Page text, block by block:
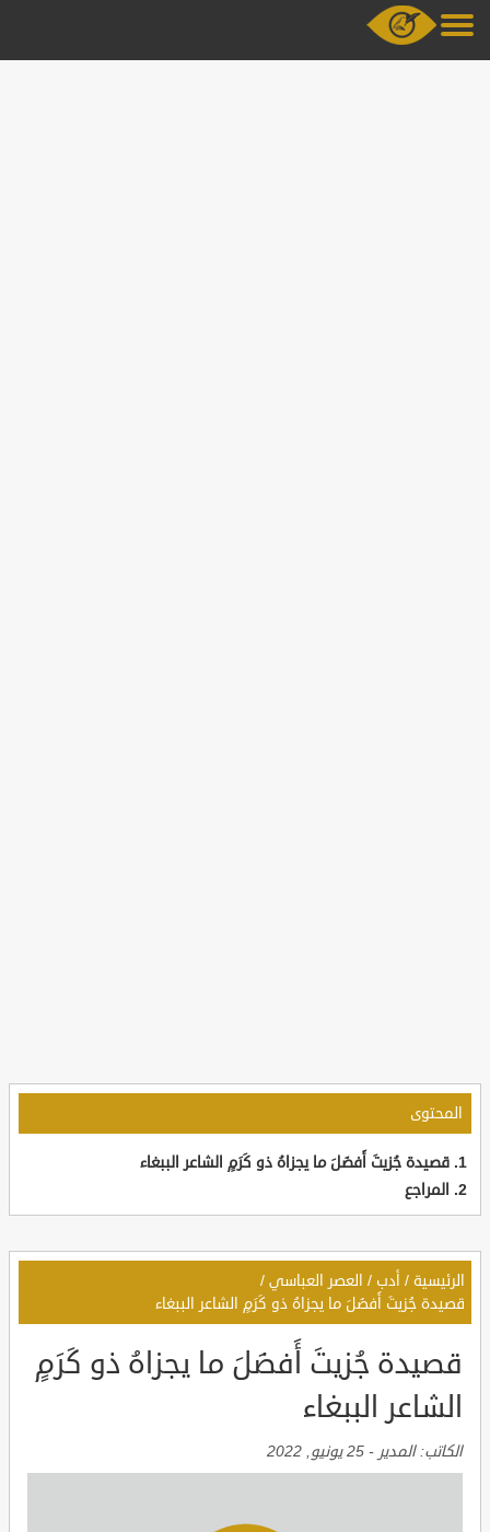
المحتوى
قصيدة جُزيتَ أَفضَلَ ما يجزاهُ ذو كَرَمٍ الشاعر الببغاء
المراجع
الرئيسية / أدب / العصر العباسي /
قصيدة جُزيتَ أَفضَلَ ما يجزاهُ ذو كَرَمٍ الشاعر الببغاء
قصيدة جُزيتَ أَفضَلَ ما يجزاهُ ذو كَرَمٍ
الشاعر الببغاء
الكاتب:المدير - 25 يونيو, 2022